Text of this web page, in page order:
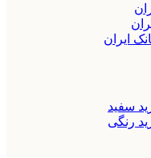
ایران
سفید
رنگی